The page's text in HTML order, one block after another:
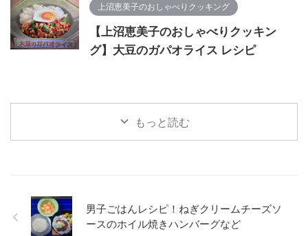
上沼恵美子のおしゃべりクッキング
【上沼恵美子のおしゃべりクッキン
グ】大豆のガパオライス レシピ
もっと読む
男子ごはんレシピ！ねぎクリームチーズソ
ースのホイル焼きハンバーグなど